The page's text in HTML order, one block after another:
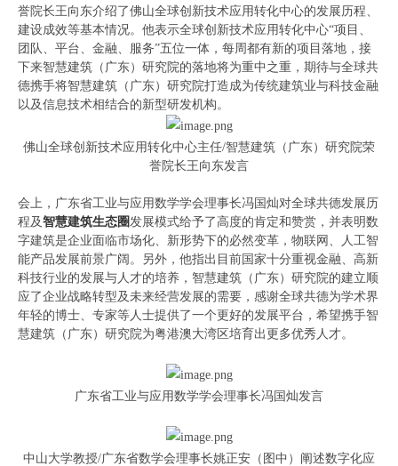
誉院长王向东介绍了佛山全球创新技术应用转化中心的发展历程、
建设成效等基本情况。他表示全球创新技术应用转化中心“项目、
团队、平台、金融、服务”五位一体，每周都有新的项目落地，接
下来智慧建筑（广东）研究院的落地将为重中之重，期待与全球共
德携手将智慧建筑（广东）研究院打造成为传统建筑业与科技金融
以及信息技术相结合的新型研发机构。
佛山全球创新技术应用转化中心主任/智慧建筑（广东）研究院荣
誉院长王向东发言
会上，广东省工业与应用数学学会理事长冯国灿对全球共德发展历
程及智慧建筑生态圈发展模式给予了高度的肯定和赞赏，并表明数
字建筑是企业面临市场化、新形势下的必然变革，物联网、人工智
能产品发展前景广阔。另外，他指出目前国家十分重视金融、高新
科技行业的发展与人才的培养，智慧建筑（广东）研究院的建立顺
应了企业战略转型及未来经营发展的需要，感谢全球共德为学术界
年轻的博士、专家等人士提供了一个更好的发展平台，希望携手智
慧建筑（广东）研究院为粤港澳大湾区培育出更多优秀人才。
广东省工业与应用数学学会理事长冯国灿发言
中山大学教授/广东省数学会理事长姚正安（图中）阐述数字化应